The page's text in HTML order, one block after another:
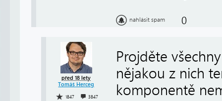
nahlásit spam 0
před 18 lety
Tomáš Herceg
1847 3847
Projděte
nějakou z nich
komponentě